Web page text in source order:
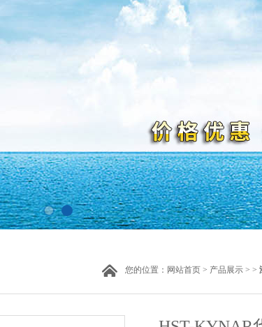
您的位置： 网站首页 > 产品展示 > >